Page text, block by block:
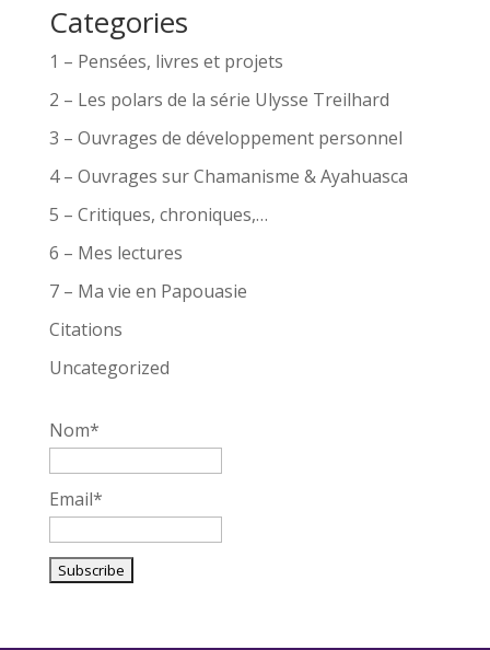
Categories
1 – Pensées, livres et projets
2 – Les polars de la série Ulysse Treilhard
3 – Ouvrages de développement personnel
4 – Ouvrages sur Chamanisme & Ayahuasca
5 – Critiques, chroniques,…
6 – Mes lectures
7 – Ma vie en Papouasie
Citations
Uncategorized
Nom*
Email*